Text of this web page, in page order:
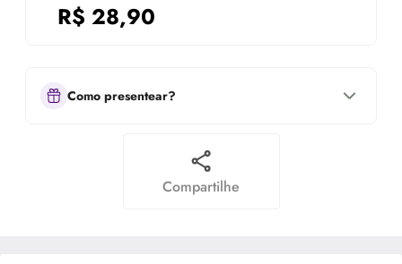
R$ 28,90
Como presentear?
Compartilhe